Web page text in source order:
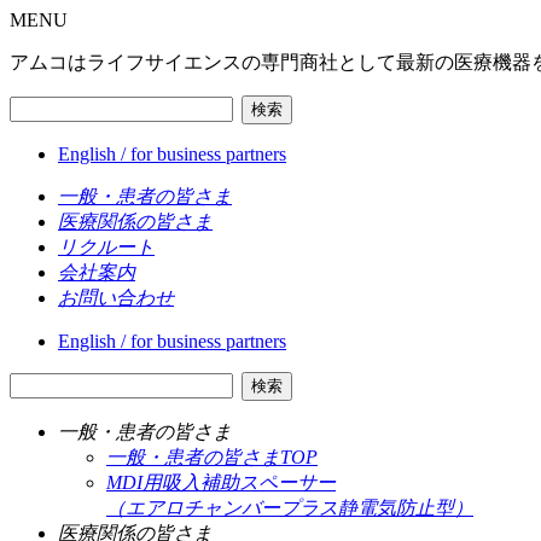
MENU
アムコはライフサイエンスの専門商社として最新の医療機器
検索
English / for business partners
一般・患者の皆さま
医療関係の皆さま
リクルート
会社案内
お問い合わせ
English / for business partners
検索
一般・患者の皆さま
一般・患者の皆さまTOP
MDI用吸入補助スペーサー
（エアロチャンバープラス静電気防止型）
医療関係の皆さま